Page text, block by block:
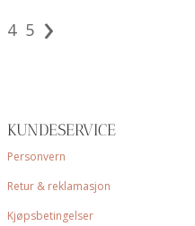
›
4 5
KUNDESERVICE
Personvern
Retur & reklamasjon
Kjøpsbetingelser